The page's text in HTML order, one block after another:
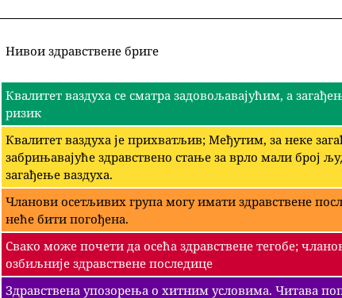
Нивои здравствене бриге
Квалитет ваздуха се сматра задовољавајућим, а
ризик
Квалитет ваздуха је прихватљив; Међутим, за неке
забрињавајуће здравствено стање за врло мали број
загађење ваздуха.
Чланови осетљивих група могу имати здравствене
неће бити погођена.
Свако може почети да осећа здравствене тегобе;
озбиљније здравствене последице
Здравствена упозорења о хитним условима. Читава